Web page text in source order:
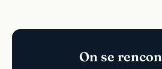
On se